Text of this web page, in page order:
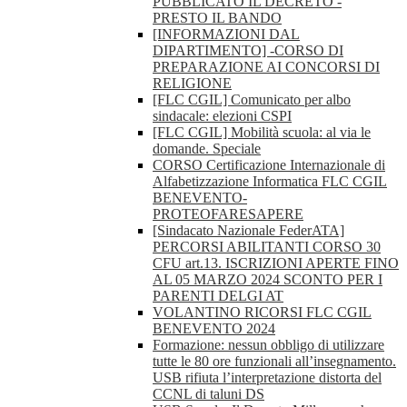
PRESTO IL BANDO
[INFORMAZIONI DAL
DIPARTIMENTO] -CORSO DI
PREPARAZIONE AI CONCORSI DI
RELIGIONE
[FLC CGIL] Comunicato per albo
sindacale: elezioni CSPI
[FLC CGIL] Mobilità scuola: al via le
domande. Speciale
CORSO Certificazione Internazionale di
Alfabetizzazione Informatica FLC CGIL
BENEVENTO-
PROTEOFARESAPERE
[Sindacato Nazionale FederATA]
PERCORSI ABILITANTI CORSO 30
CFU art.13. ISCRIZIONI APERTE FINO
AL 05 MARZO 2024 SCONTO PER I
PARENTI DELGI AT
VOLANTINO RICORSI FLC CGIL
BENEVENTO 2024
Formazione: nessun obbligo di utilizzare
tutte le 80 ore funzionali all’insegnamento.
USB rifiuta l’interpretazione distorta del
CCNL di taluni DS